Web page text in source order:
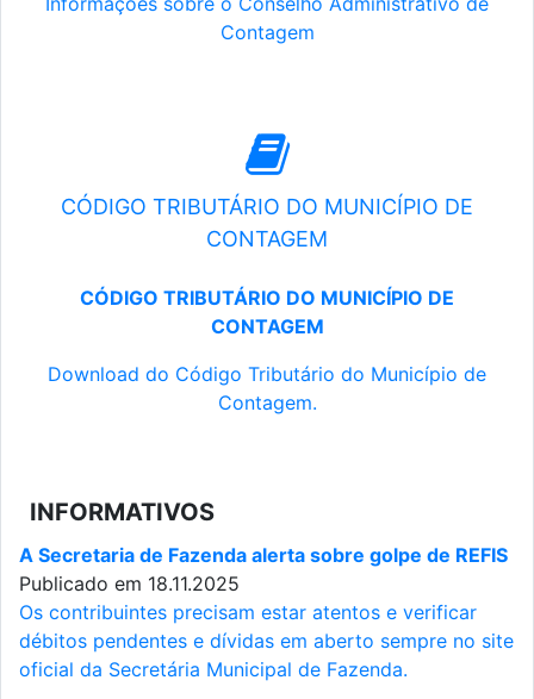
Contagem
CÓDIGO TRIBUTÁRIO DO MUNICÍPIO DE
CONTAGEM
CÓDIGO TRIBUTÁRIO DO MUNICÍPIO DE
CONTAGEM
Download do Código Tributário do Município de
Contagem.
INFORMATIVOS
A Secretaria de Fazenda alerta sobre golpe de REFIS
Publicado em 18.11.2025
Os contribuintes precisam estar atentos e verificar
débitos pendentes e dívidas em aberto sempre no site
oficial da Secretária Municipal de Fazenda.